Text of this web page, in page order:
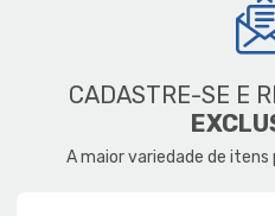
CADASTRE-SE E
A maior variedade de